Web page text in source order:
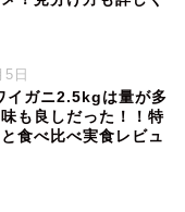
日
イガニ2.5kgは量が多
も良しだった！！特
食べ比べ実食レビュ